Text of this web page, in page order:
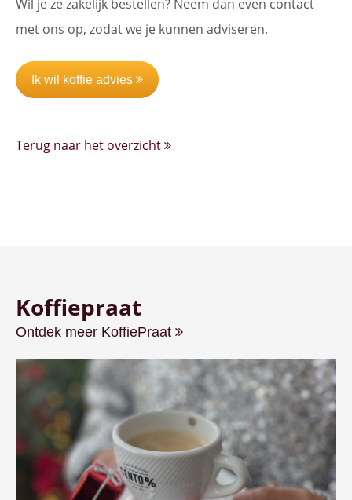
Wil je ze zakelijk bestellen? Neem dan even contact
met ons op, zodat we je kunnen adviseren.
Ik wil koffie advies
Terug naar het overzicht
Koffiepraat
Ontdek meer KoffiePraat